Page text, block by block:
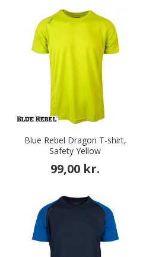
Blue Rebel Dragon T-shirt,
Safety Yellow
99,00 kr.